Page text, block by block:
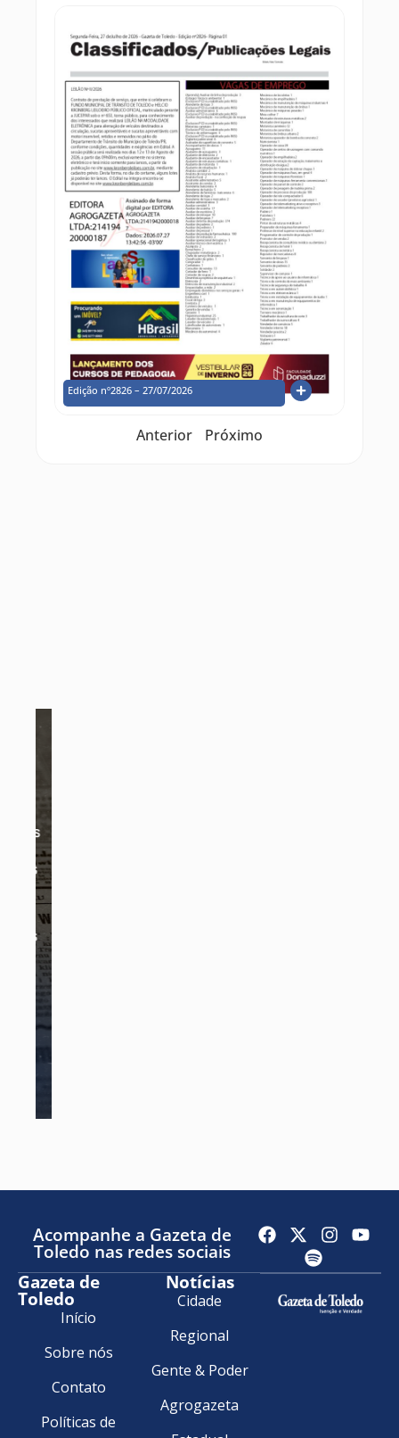
Edição nº2826 – 27/07/2026
Anterior Próximo
Acompanhe a Gazeta de
Toledo nas redes sociais
Gazeta de
Toledo
Início
Sobre nós
Contato
Políticas de
Notícias
Cidade
Regional
Gente & Poder
Agrogazeta